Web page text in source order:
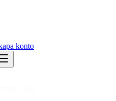
konto